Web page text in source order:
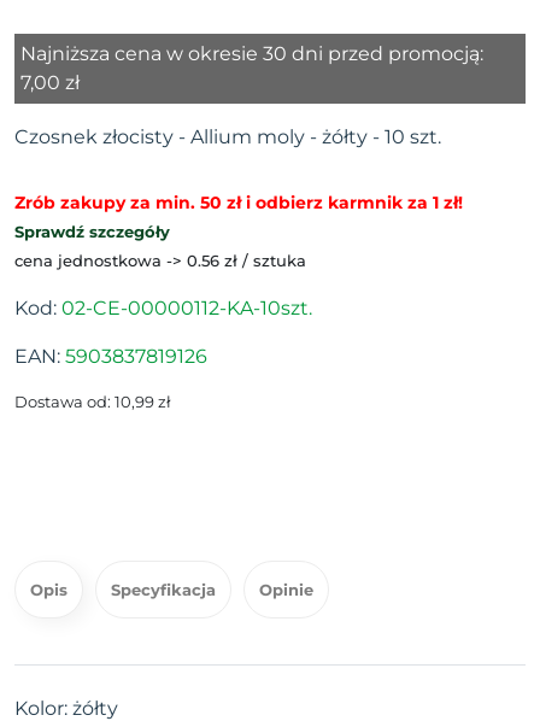
Najniższa cena w okresie 30 dni przed promocją:
7,00 zł
Czosnek złocisty - Allium moly - żółty - 10 szt.
Zrób zakupy za min. 50 zł i odbierz karmnik za 1 zł!
Sprawdź szczegóły
cena jednostkowa -> 0.56 zł / sztuka
Kod: 02-CE-00000112-KA-10szt.
EAN: 5903837819126
Dostawa od: 10,99 zł
Opis Specyfikacja Opinie
Kolor: żółty